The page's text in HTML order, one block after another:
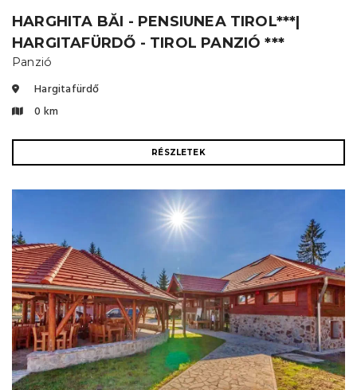
HARGHITA BĂI - PENSIUNEA TIROL***|
HARGITAFÜRDŐ - TIROL PANZIÓ ***
Panzió
Hargitafürdő
0 km
RÉSZLETEK